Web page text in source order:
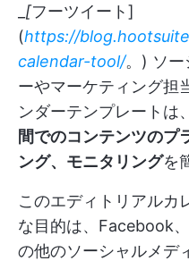
[フーツイート]
(https://
calendar-tool/。) ソー
ーやマーケティング担
ンダーテンプレートは、
間でのコンテンツのプ
ング、モニタリングを
このエディトリアルカ
な目的は、Facebook
の他のソーシャルメデ